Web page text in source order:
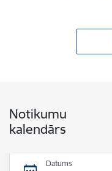
Notikumu
kalendārs
Datums